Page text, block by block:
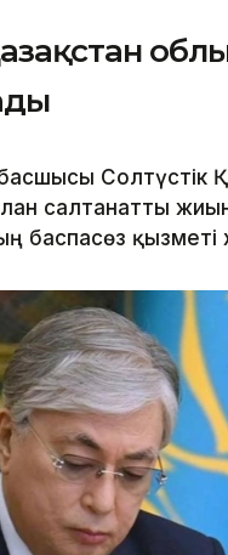
Солтүстік
салтанатты
баспасөз қызметі